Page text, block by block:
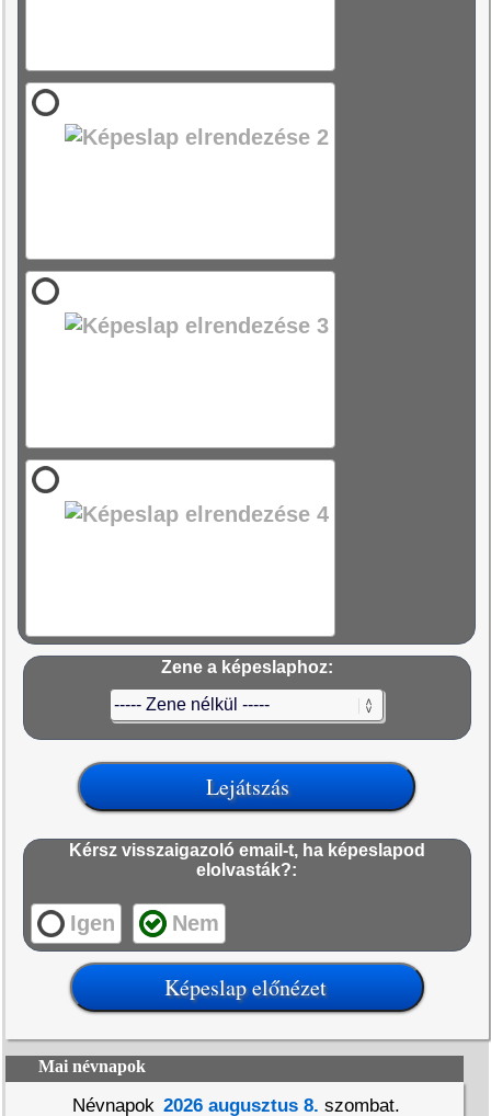
Zene a képeslaphoz:
Kérsz visszaigazoló email-t, ha képeslapod
elolvasták?:
Igen Nem
Mai névnapok
Névnapok 2026 augusztus 8. szombat.